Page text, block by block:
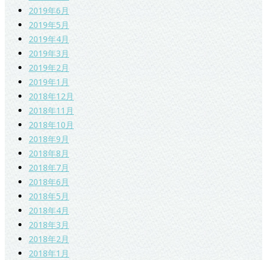
2019年6月
2019年5月
2019年4月
2019年3月
2019年2月
2019年1月
2018年12月
2018年11月
2018年10月
2018年9月
2018年8月
2018年7月
2018年6月
2018年5月
2018年4月
2018年3月
2018年2月
2018年1月